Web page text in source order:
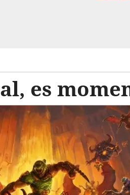
es